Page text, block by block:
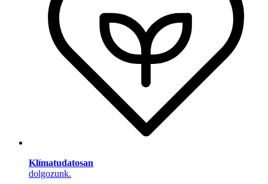
Klímatudatosan
dolgozunk.